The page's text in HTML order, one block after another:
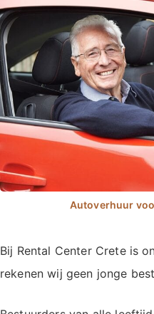
Bij Rental Center Crete is
rekenen wij geen jonge